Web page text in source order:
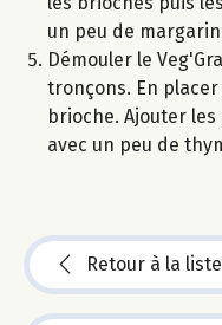
un peu de
Démouler le
tronçons. En
brioche. Ajouter
avec un peu de
Retour à la liste